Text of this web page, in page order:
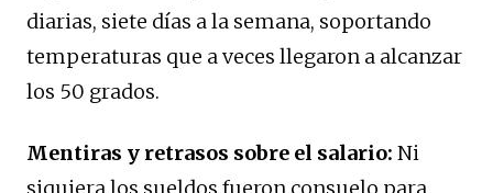
diarias, siete días a la semana, soportando
temperaturas que a veces llegaron a alcanzar
los 50 grados.
Mentiras y retrasos sobre el salario: Ni